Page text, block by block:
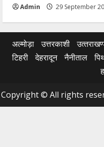
Admin 29 September
अल्मोड़ा उत्तरकाशी
टिहरी
देहरादून नैनीताल
Copyright © All rights